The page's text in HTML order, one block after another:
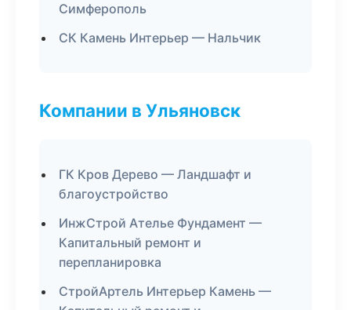
Симферополь
СК Камень Интерьер — Нальчик
Компании в Ульяновск
ГК Кров Дерево — Ландшафт и
благоустройство
ИнжСтрой Ателье Фундамент —
Капитальный ремонт и
перепланировка
СтройАртель Интерьер Камень —